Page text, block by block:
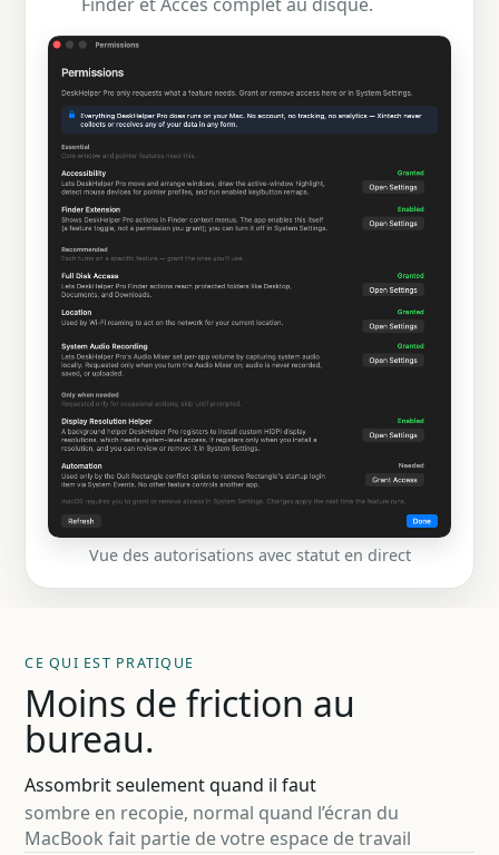
Vue des autorisations avec statut en direct
CE QUI EST PRATIQUE
Moins de friction au
bureau.
Assombrit seulement quand il faut
sombre en recopie, normal quand l’écran du
MacBook fait partie de votre espace de travail